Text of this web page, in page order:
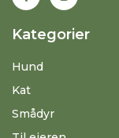
Kategorier
Hund
Kat
Smådyr